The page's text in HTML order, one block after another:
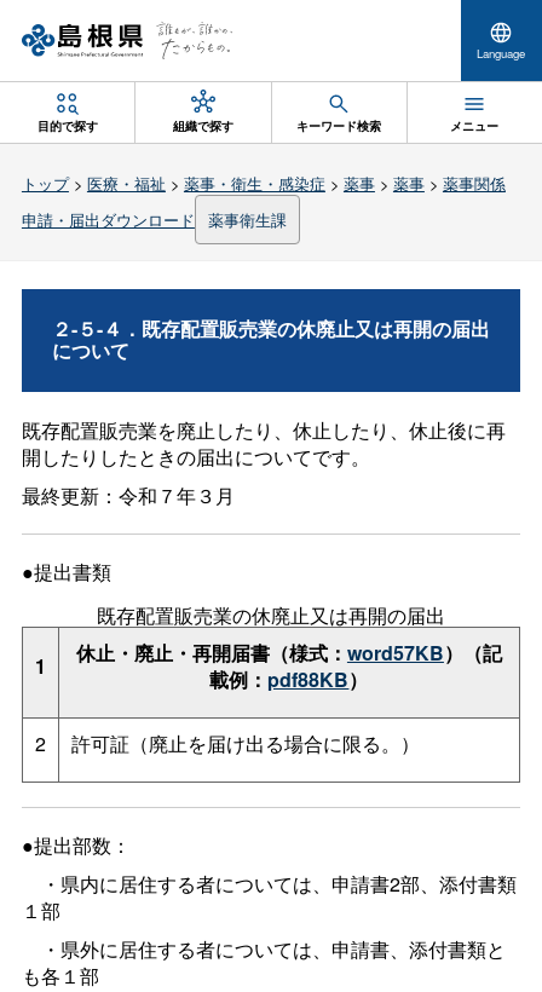
Language
目的で探す 組織で探す キーワード検索 メニュー
トップ> 医療・福祉 > 薬事・衛生・感染症 > 薬事> 薬事> 薬事関係
申請・届出ダウンロード
薬事衛生課
２-５-４．既存配置販売業の休廃止又は再開の届出
について
既存配置販売業を廃止したり、休止したり、休止後に再
開したりしたときの届出についてです。
最終更新：令和７年３月
●提出書類
既存配置販売業の休廃止又は再開の届出
1
休止・廃止・再開届書（様式： word57KB）（記
載例： pdf88KB）
2 許可証（廃止を届け出る場合に限る。）
●提出部数：
・県内に居住する者については、申請書2部、添付書類
１部
・県外に居住する者については、申請書、添付書類と
も各１部